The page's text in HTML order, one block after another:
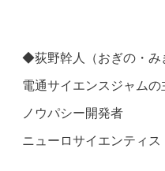
◆荻野幹人（おぎの・み
電通サイエンスジャムの
ノウパシー開発者
ニューロサイエンティ